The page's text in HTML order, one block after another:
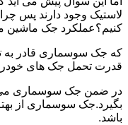
لاستیک وجود دارند پس
کنیم؟عملکرد جک ماشین
که جک سوسماری قادر به
قدرت تحمل جک های
در ضمن جک سوسماری می
باشد.